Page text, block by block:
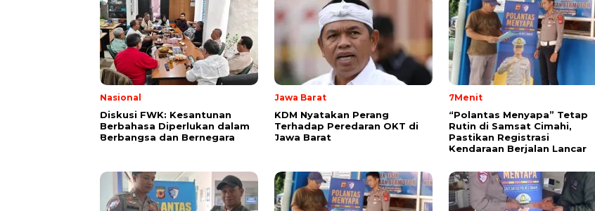
Nasional
Diskusi FWK: Kesantunan
Berbahasa Diperlukan dalam
Berbangsa dan Bernegara
Jawa Barat
KDM Nyatakan Perang
Terhadap Peredaran OKT di
Jawa Barat
7Menit
“Polantas Menyapa” Tetap
Rutin di Samsat Cimahi,
Pastikan Registrasi
Kendaraan Berjalan Lancar